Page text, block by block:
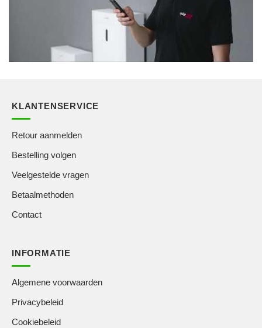
KLANTENSERVICE
Retour aanmelden
Bestelling volgen
Veelgestelde vragen
Betaalmethoden
Contact
INFORMATIE
Algemene voorwaarden
Privacybeleid
Cookiebeleid